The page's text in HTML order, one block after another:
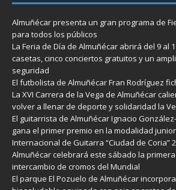
Almuñécar presenta un gran programa de
para todos los públicos
La Feria de Día de Almuñécar abrirá del 9 al
casetas, cinco conciertos gratuitos y un
seguridad
El futbolista de Almuñécar Fran Rodríguez
La XVI Carrera de la Vega de Almuñécar
volver a llenar de deporte y solidaridad la
El guitarrista de Almuñécar Ignacio
gana el primer premio en la modalidad
Internacional de Guitarra “Ciudad de Coria”
Almuñécar celebrará este sábado la
intercambio de cromos del Mundial
El parque El Pozuelo de Almuñécar